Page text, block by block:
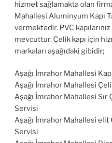
hizmet sağlamakta olan
Mahallesi Aluminyum Kapı
vermektedir. PVC
mevcuttur. Çelik kapı için
markaları aşağıdaki gibidir;
Aşağı İmrahor Mahallesi
Aşağı İmrahor Mahallesi
Aşağı İmrahor Mahallesi Sır
Servisi
Aşağı İmrahor Mahallesi elit
Servisi